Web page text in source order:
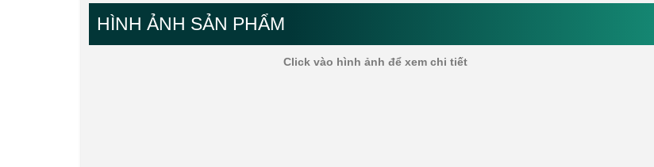
HÌNH ẢNH SẢN PHẨM
Click vào hình ảnh để xem chi tiết